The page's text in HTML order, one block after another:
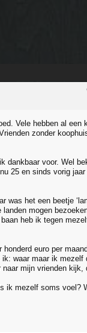
Vele hebben al
zonder
dankbaar voor. Wel
25 en sinds vorig
was het een beetje
mogen
heb ik tegen
euro per
waar maar ik mezelf
mijn vrienden kijk,
ik mezelf soms voel?